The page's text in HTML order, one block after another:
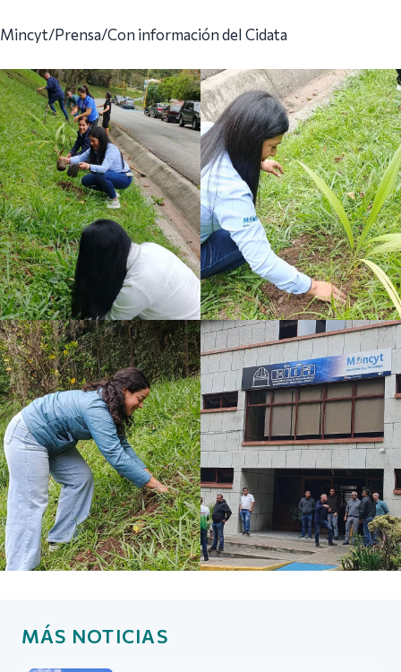
Mincyt/Prensa/Con información del Cidata
MÁS NOTICIAS